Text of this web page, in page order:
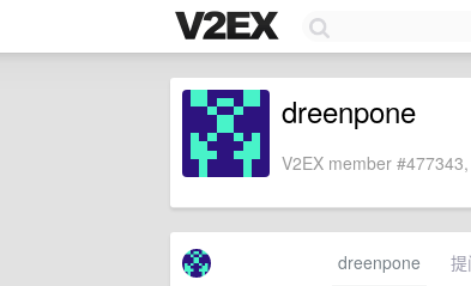
dreenpone
V2EX member
dreenpone 提